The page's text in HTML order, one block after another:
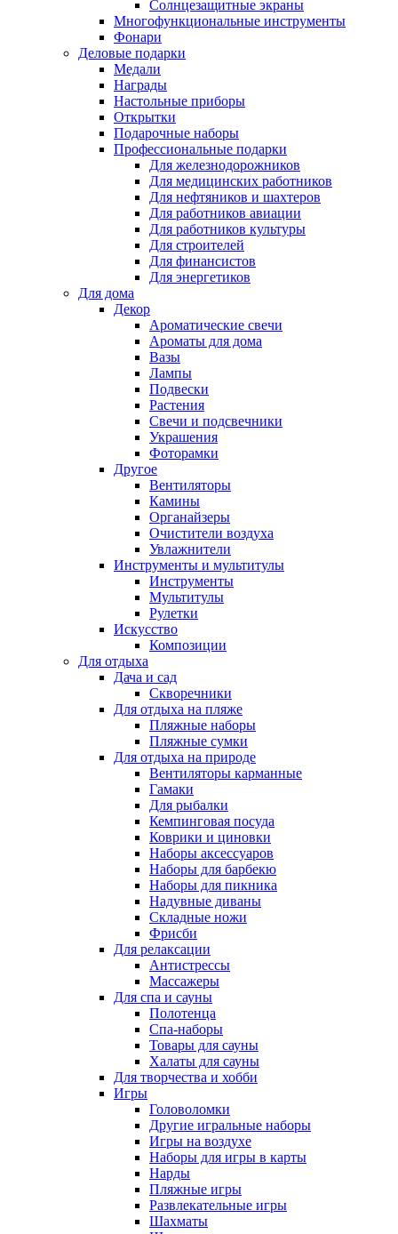
Солнцезащитные экраны
Многофункциональные инструменты
Фонари
Деловые подарки
Медали
Награды
Настольные приборы
Открытки
Подарочные наборы
Профессиональные подарки
Для железнодорожников
Для медицинских работников
Для нефтяников и шахтеров
Для работников авиации
Для работников культуры
Для строителей
Для финансистов
Для энергетиков
Для дома
Декор
Ароматические свечи
Ароматы для дома
Вазы
Лампы
Подвески
Растения
Свечи и подсвечники
Украшения
Фоторамки
Другое
Вентиляторы
Камины
Органайзеры
Очистители воздуха
Увлажнители
Инструменты и мультитулы
Инструменты
Мультитулы
Рулетки
Искусство
Композиции
Для отдыха
Дача и сад
Скворечники
Для отдыха на пляже
Пляжные наборы
Пляжные сумки
Для отдыха на природе
Вентиляторы карманные
Гамаки
Для рыбалки
Кемпинговая посуда
Коврики и циновки
Наборы аксессуаров
Наборы для барбекю
Наборы для пикника
Надувные диваны
Складные ножи
Фрисби
Для релаксации
Антистрессы
Массажеры
Для спа и сауны
Полотенца
Спа-наборы
Товары для сауны
Халаты для сауны
Для творчества и хобби
Игры
Головоломки
Другие игральные наборы
Игры на воздухе
Наборы для игры в карты
Нарды
Пляжные игры
Развлекательные игры
Шахматы